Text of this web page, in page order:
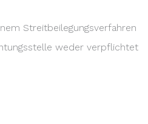
Streitbeilegungsverfahren
weder verpflichtet